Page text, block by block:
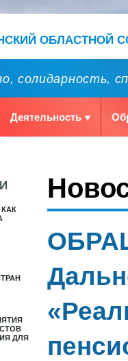
ОБЛАСТНОЙ
солидарность,
Деятельность
ДЛЯ